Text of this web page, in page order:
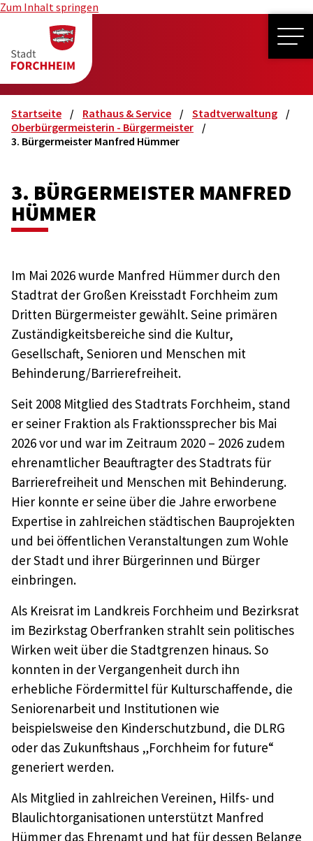
Zum Inhalt springen
Startseite Rathaus & Service
Stadtverwaltung
Oberbürgermeisterin - Bürgermeister
3. Bürgermeister Manfred Hümmer
3. BÜRGERMEISTER MANFRED
HÜMMER
Im Mai 2026 wurde Manfred Hümmer durch den
Stadtrat der Großen Kreisstadt Forchheim zum
Dritten Bürgermeister gewählt. Seine primären
Zuständigkeitsbereiche sind die Kultur,
Gesellschaft, Senioren und Menschen mit
Behinderung/Barrierefreiheit.
Seit 2008 Mitglied des Stadtrats Forchheim, stand
er seiner Fraktion als Fraktionssprecher bis Mai
2026 vor und war im Zeitraum 2020 – 2026 zudem
ehrenamtlicher Beauftragter des Stadtrats für
Barrierefreiheit und Menschen mit Behinderung.
Hier konnte er seine über die Jahre erworbene
Expertise in zahlreichen städtischen Bauprojekten
und bei öffentlichen Veranstaltungen zum Wohle
der Stadt und ihrer Bürgerinnen und Bürger
einbringen.
Als Kreisrat im Landkreis Forchheim und Bezirksrat
im Bezirkstag Oberfranken strahlt sein politisches
Wirken weit über die Stadtgrenzen hinaus. So
konnten in der Vergangenheit durch ihn
erhebliche Fördermittel für Kulturschaffende, die
Seniorenarbeit und Institutionen wie
beispielsweise den Kinderschutzbund, die DLRG
oder das Zukunftshaus „Forchheim for future“
generiert werden.
Als Mitglied in zahlreichen Vereinen, Hilfs- und
Blaulichtorganisationen unterstützt Manfred
Hümmer das Ehrenamt und hat für dessen Belange